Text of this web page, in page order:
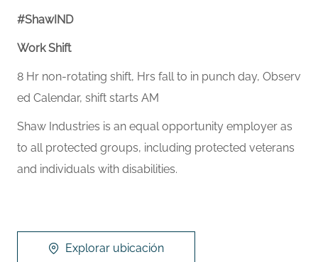
#ShawIND
Work Shift
8 Hr non-rotating shift, Hrs fall to in punch day, Observ
ed Calendar, shift starts AM
Shaw Industries is an equal opportunity employer as
to all protected groups, including protected veterans
and individuals with disabilities.
Explorar ubicación